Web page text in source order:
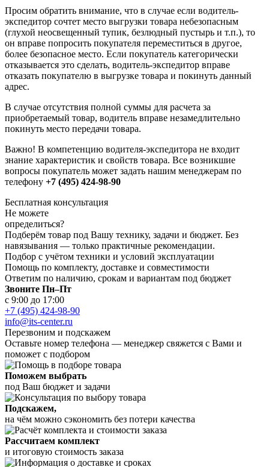
Просим обратить внимание, что в случае если водитель-
экспедитор сочтет место выгрузки товара небезопасным
(глухой неосвещенный тупик, безлюдный пустырь и т.п.), то
он вправе попросить покупателя переместиться в другое,
более безопасное место. Если покупатель категорически
отказывается это сделать, водитель-экспедитор вправе
отказать покупателю в выгрузке товара и покинуть данный
адрес.
В случае отсутствия полной суммы для расчета за
приобретаемый товар, водитель вправе незамедлительно
покинуть место передачи товара.
Важно! В компетенцию водителя-экспедитора не входит
знание характеристик и свойств товара. Все возникшие
вопросы покупатель может задать нашим менеджерам по
телефону +7 (495) 424-98-90
Бесплатная консультация
Не можете
определиться?
Подберём товар под Вашу технику, задачи и бюджет. Без
навязывания — только практичные рекомендации.
Подбор с учётом техники и условий эксплуатации
Помощь по комплекту, доставке и совместимости
Ответим по наличию, срокам и вариантам под бюджет
Звоните Пн–Пт
с 9:00 до 17:00
+7 (495) 424-98-90
info@its-center.ru
Перезвоним и подскажем
Оставьте номер телефона — менеджер свяжется с Вами и
поможет с подбором
Поможем выбрать
под Ваш бюджет и задачи
Подскажем,
на чём можно сэкономить без потери качества
Рассчитаем комплект
и итоговую стоимость заказа